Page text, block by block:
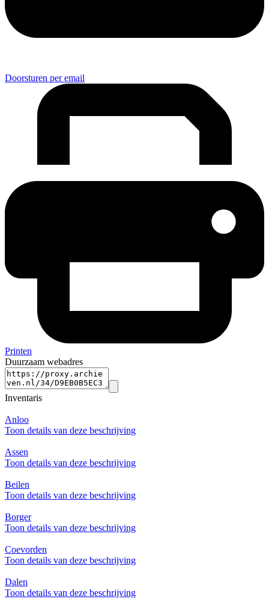
Doorsturen per email
Printen
Duurzaam webadres
Inventaris
Anloo
Toon details van deze beschrijving
Assen
Toon details van deze beschrijving
Beilen
Toon details van deze beschrijving
Borger
Toon details van deze beschrijving
Coevorden
Toon details van deze beschrijving
Dalen
Toon details van deze beschrijving